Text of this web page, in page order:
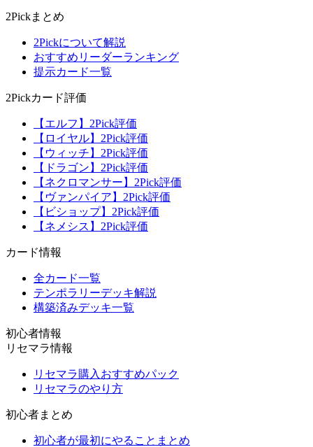
2Pickまとめ
2Pickについて解説
おすすめリーダーランキング
提示カード一覧
2Pickカード評価
【エルフ】2Pick評価
【ロイヤル】2Pick評価
【ウィッチ】2Pick評価
【ドラゴン】2Pick評価
【ネクロマンサー】2Pick評価
【ヴァンパイア】2Pick評価
【ビショップ】2Pick評価
【ネメシス】2Pick評価
カード情報
全カード一覧
テンポラリーデッキ解説
構築済みデッキ一覧
初心者情報
リセマラ情報
リセマラ購入おすすめパック
リセマラのやり方
初心者まとめ
初心者が最初にやることまとめ